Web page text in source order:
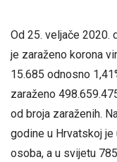
Od 25. veljače 2020.
je zaraženo korona
15.685 odnosno
zaraženo
od broja zaraženih.
godine u Hrvatskoj
osoba, a u svijetu